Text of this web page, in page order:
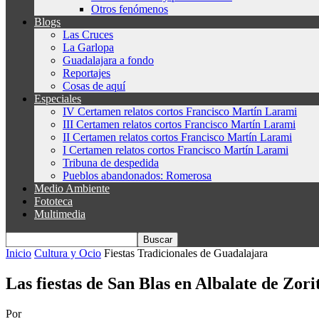
Otros fenómenos
Blogs
Las Cruces
La Garlopa
Guadalajara a fondo
Reportajes
Cosas de aquí
Especiales
IV Certamen relatos cortos Francisco Martín Larami
III Certamen relatos cortos Francisco Martín Larami
II Certamen relatos cortos Francisco Martín Larami
I Certamen relatos cortos Francisco Martín Larami
Tribuna de despedida
Pueblos abandonados: Romerosa
Medio Ambiente
Fototeca
Multimedia
Inicio Cultura y Ocio Fiestas Tradicionales de Guadalajara
Las fiestas de San Blas en Albalate de
Por